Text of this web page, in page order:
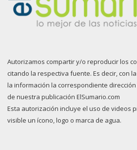
Autorizamos compartir y/o reproducir los
citando la respectiva fuente. Es decir, con
la información la correspondiente
de nuestra publicación ElSumario.com
Esta autorización incluye el uso de videos
visible un ícono, logo o marca de agua.